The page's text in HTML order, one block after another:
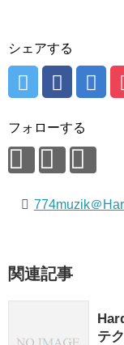
シェアする
フォローする
774muzik＠
関連記事
テ